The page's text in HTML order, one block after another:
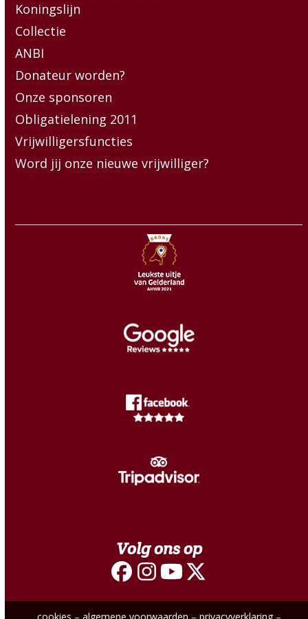
Koningslijn
Collectie
ANBI
Donateur worden?
Onze sponsoren
Obligatielening 2011
Vrijwilligersfuncties
Word jij onze nieuwe vrijwilliger?
Volg ons op
Facebook
Instagram
YouTube
Twitter